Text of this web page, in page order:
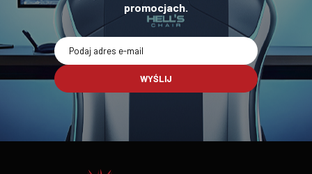
promocjach.
WYŚLIJ